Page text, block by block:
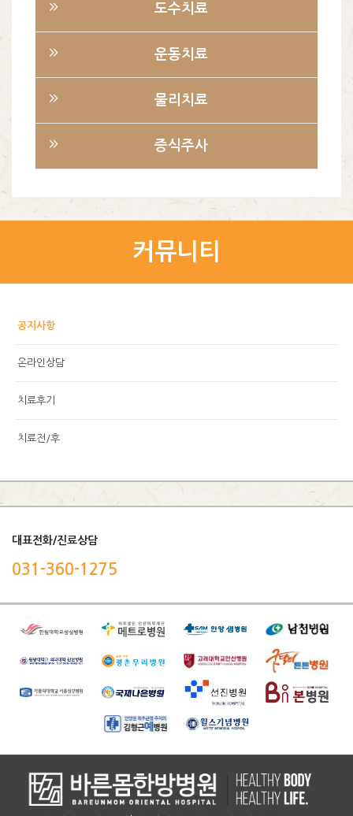
도수치료
운동치료
물리치료
증식주사
커뮤니티
공지사항
온라인상담
치료후기
치료전/후
대표전화/진료상담
031-360-1275